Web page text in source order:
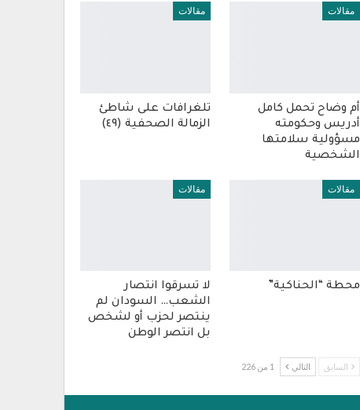
مقالات
أم وضاح تحمل كامل
أدريس وحكومته
مسؤولية سلامتها
الشخصية
مقالات
تلغرافات على شاطئ
الزمالة الصحفية (٤٩)
مقالات
محطة “الحناكية”
مقالات
لا تسرقوا انتصار
الشعب… السودان لم
ينتصر لحزب أو لشخص
بل انتصر الوطن
السابق التالي 1 من 226